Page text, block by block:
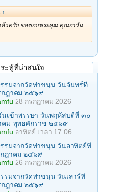
↑
ล้วครับ ขอขอบพระคุณ คุณอาวัน
ระทู้ที่น่าสนใจ
รรมจากวัดท่าขนุน วันจันทร์ที่
กฎาคม ๒๕๖๙
28 กรกฎาคม 2026
นเข้าพรรษา วันพฤหัสบดีที่ ๓๐
คม พุทธศักราช ๒๕๖๙
อาทิตย์ เวลา 17:06
รรมจากวัดท่าขนุน วันอาทิตย์ที่
ฎาคม ๒๕๖๙
26 กรกฎาคม 2026
รรมจากวัดท่าขนุน วันเสาร์ที่
กฎาคม ๒๕๖๙